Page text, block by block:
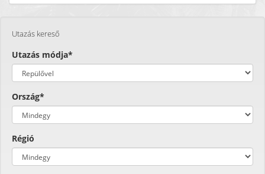
Utazás kereső
Utazás módja*
Ország*
Régió